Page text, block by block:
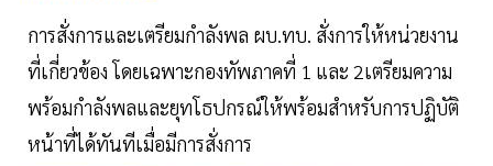
การสั่งการและเตรียมกำลังพล ผบ.ทบ. สั่งการให้หน่วยงาน
ที่เกี่ยวข้อง โดยเฉพาะกองทัพภาคที่ 1 และ 2เตรียมความ
พร้อมกำลังพลและยุทโธปกรณ์ให้พร้อมสำหรับการปฏิบัติ
หน้าที่ได้ทันทีเมื่อมีการสั่งการ